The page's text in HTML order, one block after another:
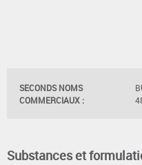
SECONDS NOMS
COMMERCIAUX :
Substances et